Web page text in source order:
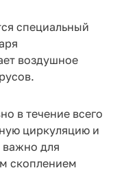
специальный
воздушное
в течение всего
циркуляцию и
важно для
скоплением